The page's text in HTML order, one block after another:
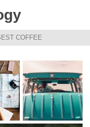
COFFEE